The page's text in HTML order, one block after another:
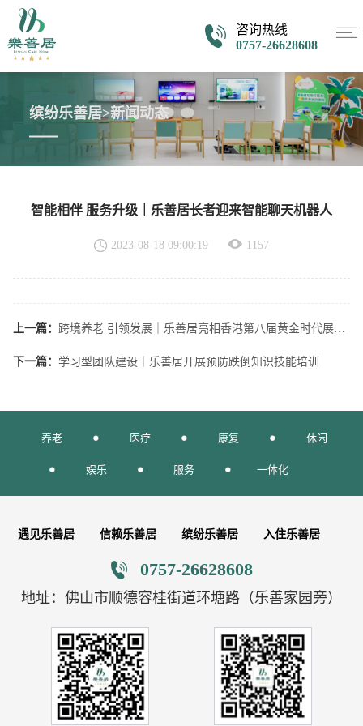
咨询热线
0757-26628608
缤纷乐善居>新闻动态
智能相伴 服务升级｜乐善居长者迎来智能聊天机器人
2023-08-18 09:00:19 1157
上一篇： 跨境养老 引领发展｜乐善居亮相香港第八届黄金时代展览暨高峰会
下一篇： 学习型团队建设｜乐善居开展预防跌倒知识技能培训
养老 医疗 康复 休闲
娱乐 服务 一体化
遇见乐善居 信赖乐善居 缤纷乐善居 入住乐善居
0757-26628608
地址：佛山市顺德容桂街道环塘路（乐善家园旁）